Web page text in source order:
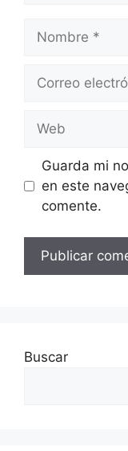
Nombre
Correo
Web
Guarda mi
en este
comente.
Buscar